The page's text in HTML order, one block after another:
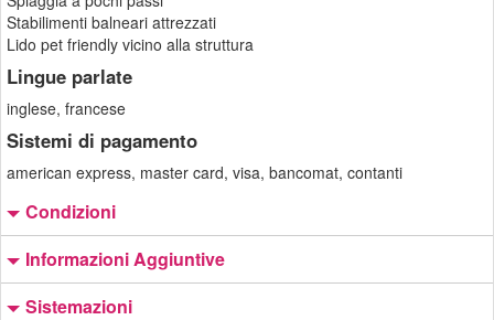
Stabilimenti balneari attrezzati
Lido pet friendly vicino alla struttura
Lingue parlate
inglese, francese
Sistemi di pagamento
american express, master card, visa, bancomat, contanti
Condizioni
Informazioni Aggiuntive
Sistemazioni